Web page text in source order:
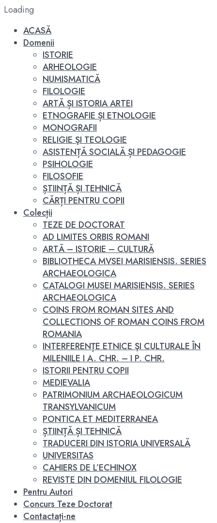
Loading
ACASĂ
Domenii
ISTORIE
ARHEOLOGIE
NUMISMATICĂ
FILOLOGIE
ARTĂ ȘI ISTORIA ARTEI
ETNOGRAFIE ȘI ETNOLOGIE
MONOGRAFII
RELIGIE ŞI TEOLOGIE
ASISTENȚĂ SOCIALĂ ȘI PEDAGOGIE
PSIHOLOGIE
FILOSOFIE
ȘTIINȚĂ ȘI TEHNICĂ
CĂRȚI PENTRU COPII
Colecții
TEZE DE DOCTORAT
AD LIMITES ORBIS ROMANI
ARTĂ – ISTORIE – CULTURĂ
BIBLIOTHECA MVSEI MARISIENSIS. SERIES
ARCHAEOLOGICA
CATALOGI MUSEI MARISIENSIS. SERIES
ARCHAEOLOGICA
COINS FROM ROMAN SITES AND
COLLECTIONS OF ROMAN COINS FROM
ROMANIA
INTERFERENŢE ETNICE ŞI CULTURALE ÎN
MILENIILE I A. CHR. – I P. CHR.
ISTORII PENTRU COPII
MEDIEVALIA
PATRIMONIUM ARCHAEOLOGICUM
TRANSYLVANICUM
PONTICA ET MEDITERRANEA
ȘTIINȚĂ ȘI TEHNICĂ
TRADUCERI DIN ISTORIA UNIVERSALĂ
UNIVERSITAS
CAHIERS DE L’ECHINOX
REVISTE DIN DOMENIUL FILOLOGIE
Pentru Autori
Concurs Teze Doctorat
Contactați-ne